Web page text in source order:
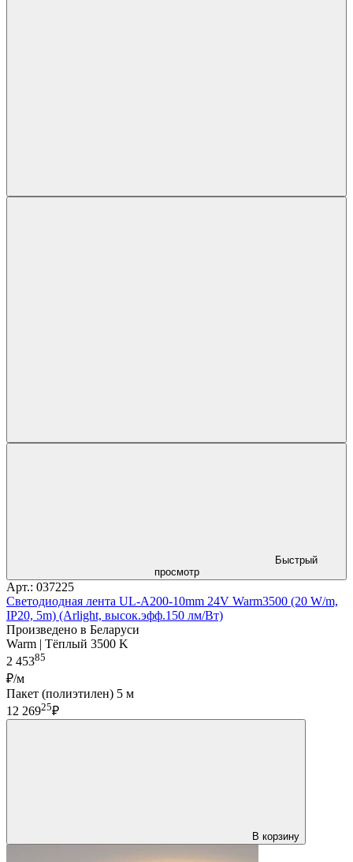
Быстрый
просмотр
Арт.: 037225
Светодиодная лента UL-A200-10mm 24V Warm3500 (20 W/m,
IP20, 5m) (Arlight, высок.эфф.150 лм/Вт)
Произведено в Беларуси
Warm | Тёплый 3500 K
2 45385
₽/м
Пакет (полиэтилен) 5 м
12 26925₽
В корзину